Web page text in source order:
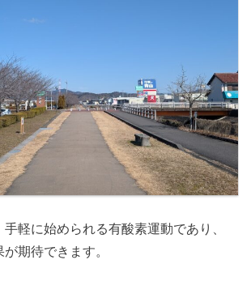
軽に始められる有酸素運動であり、
期待できます。